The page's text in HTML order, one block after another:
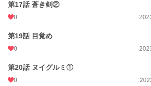
第17話 蒼き剣②
0
第19話 目覚め
0
第20話 ヌイグルミ①
0